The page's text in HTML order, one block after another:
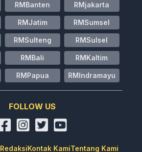
RMBanten RMjakarta
RMJatim RMSumsel
RMSulteng RMSulsel
RMBali RMKaltim
RMPapua RMIndramayu
FOLLOW US
RedaksiKontak KamiTentang Kami